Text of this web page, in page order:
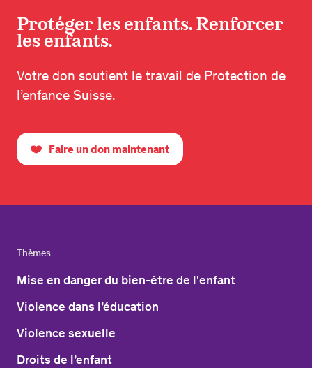
Protéger les enfants. Renforcer
les enfants.
Votre don soutient le travail de Protection de
l’enfance Suisse.
Faire un don maintenant
Thèmes
Mise en danger du bien-être de l'enfant
Violence dans l’éducation
Violence sexuelle
Droits de l’enfant